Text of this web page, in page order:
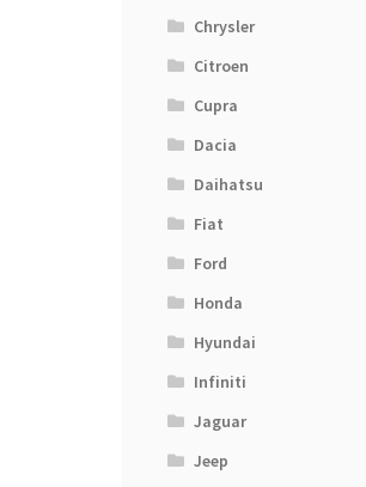
Chrysler
Citroen
Cupra
Dacia
Daihatsu
Fiat
Ford
Honda
Hyundai
Infiniti
Jaguar
Jeep